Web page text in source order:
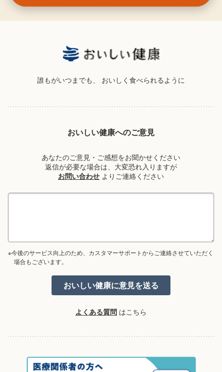
誰もがいつまでも、 おいしく食べられるように
おいしい健康へのご意見
あなたのご意見・ご感想をお聞かせください
返信が必要な場合は、大変恐れ入りますが
お問い合わせ よりご連絡ください
※今後のサービス向上のため、カスタマーサポートからご連絡させていただく
場合もございます。
よくある質問 はこちら